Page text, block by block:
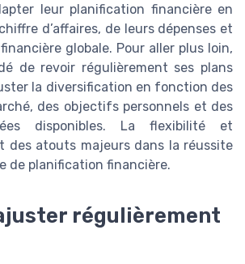
leur planification financière en
d’affaires, de leurs dépenses et
globale. Pour aller plus loin,
de revoir régulièrement ses plans
la diversification en fonction des
des objectifs personnels et des
disponibles. La flexibilité et
des atouts majeurs dans la réussite
de planification financière.
régulièrement